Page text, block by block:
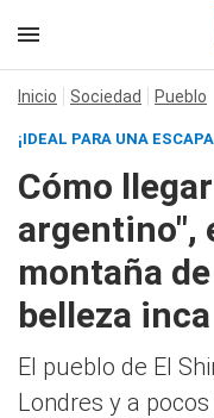
Inicio Sociedad Pueblo
¡IDEAL PARA UNA
Cómo
argentino",
montaña
belleza inca
El pueblo de El
Londres y a